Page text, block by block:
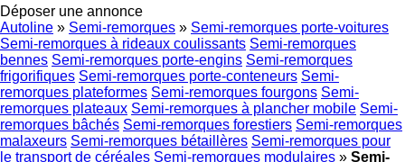
Déposer une annonce
Autoline » Semi-remorques » Semi-remorques porte-voitures
Semi-remorques à rideaux coulissants Semi-remorques
bennes Semi-remorques porte-engins Semi-remorques
frigorifiques Semi-remorques porte-conteneurs Semi-
remorques plateformes Semi-remorques fourgons Semi-
remorques plateaux Semi-remorques à plancher mobile Semi-
remorques bâchés Semi-remorques forestiers Semi-remorques
malaxeurs Semi-remorques bétaillères Semi-remorques pour
le transport de céréales Semi-remorques modulaires » Semi-